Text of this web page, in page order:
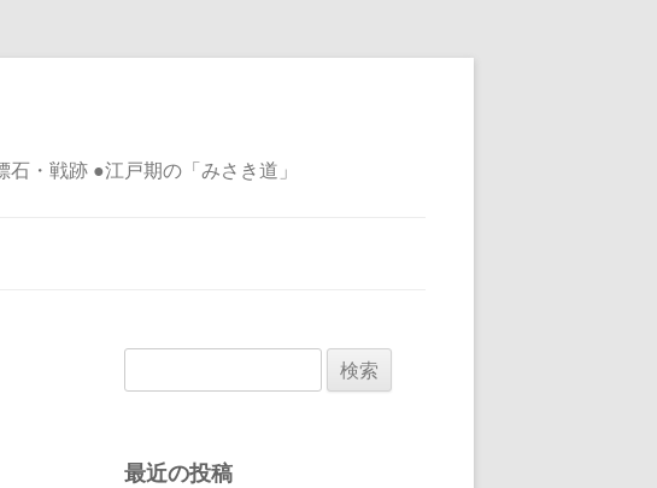
・戦跡 ●江戸期の「みさき道」
索:
最近の投稿